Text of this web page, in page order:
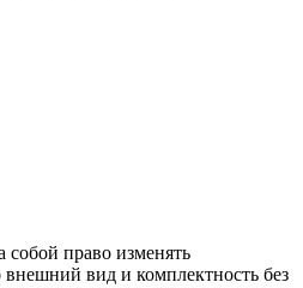
собой право изменять
внешний вид и комплектность без